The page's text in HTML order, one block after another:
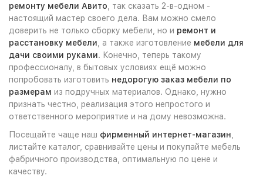
ремонту мебели Авито, так сказать 2-в-одном -
настоящий мастер своего дела. Вам можно смело
доверить не только сборку мебели, но и ремонт и
расстановку мебели, а также изготовление мебели для
дачи своими руками. Конечно, теперь такому
профессионалу, в бытовых условиях ещё можно
попробовать изготовить недорогую заказ мебели по
размерам из подручных материалов. Однако, нужно
признать честно, реализация этого непростого и
ответственного мероприятие и на дому невозможна.
Посещайте чаще наш фирменный интернет-магазин,
листайте каталог, сравнивайте цены и покупайте мебель
фабричного производства, оптимальную по цене и
качеству.